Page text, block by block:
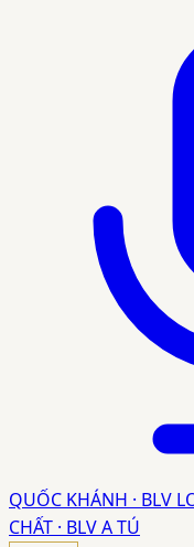
QUỐC KHÁNH · BLV
CHẤT · BLV A TÚ